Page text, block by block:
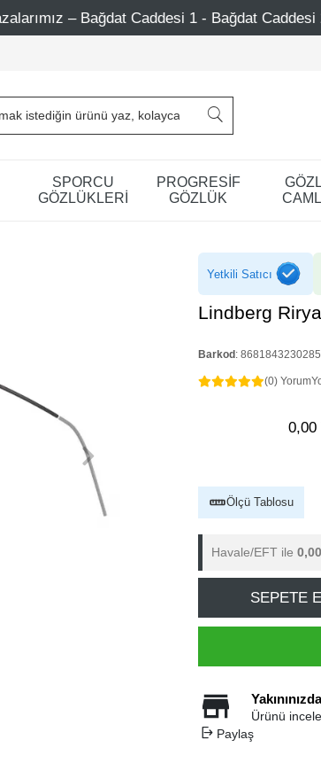
1 - Bağdat Caddesi 2 - Nişantaşı – Etiler
SPORCU
GÖZLÜKLERİ
PROGRESİF
GÖZLÜK
Yetkili Satıcı
Lindberg
Barkod : 8681843230285
(0) Yorum
0,00
Ölçü Tablosu
Havale/EFT ile
SEPETE
Ürünü
Paylaş